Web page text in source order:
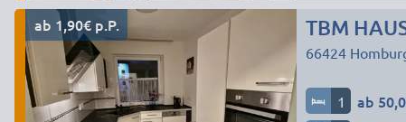
ab 1,90€ p.P. TBM
66424
1 ab